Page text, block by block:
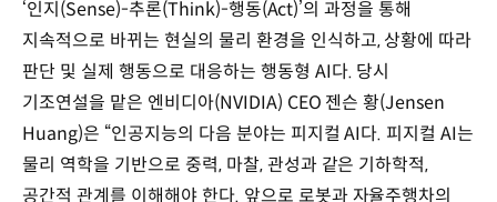
생성,
의사결정
지원
디지털
물리
세계에서
안전하게
‘인지(Sense)-추론(Think)-행동(Act)’의 과정을 통해
지속적으로 바뀌는 현실의 물리 환경을 인식하고, 상황에 따라
판단 및 실제 행동으로 대응하는 행동형 AI다. 당시
기조연설을 맡은 엔비디아(NVIDIA) CEO 젠슨 황(Jensen
Huang)은 “인공지능의 다음 분야는 피지컬 AI다. 피지컬 AI는
물리 역학을 기반으로 중력, 마찰, 관성과 같은 기하학적,
공간적 관계를 이해해야 한다. 앞으로 로봇과 자율주행차의